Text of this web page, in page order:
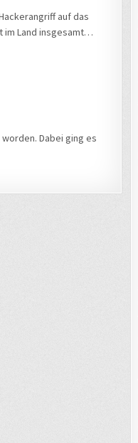
auf das
im Land insgesamt…
Dabei ging es